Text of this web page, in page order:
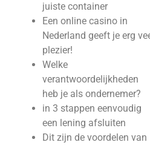
juiste container
Een online casino in
Nederland geeft je erg
plezier!
Welke
verantwoordelijkheden
heb je als ondernemer?
in 3 stappen eenvoudig
een lening afsluiten
Dit zijn de voordelen van